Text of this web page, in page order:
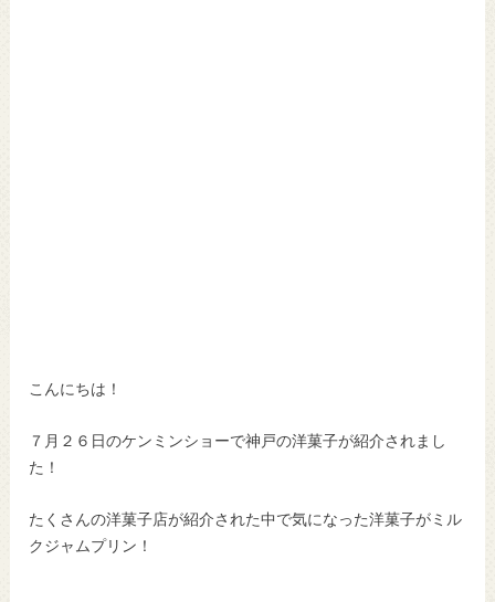
こんにちは！
７月２６日のケンミンショーで神戸の洋菓子が紹介されまし
た！
たくさんの洋菓子店が紹介された中で気になった洋菓子がミル
クジャムプリン！